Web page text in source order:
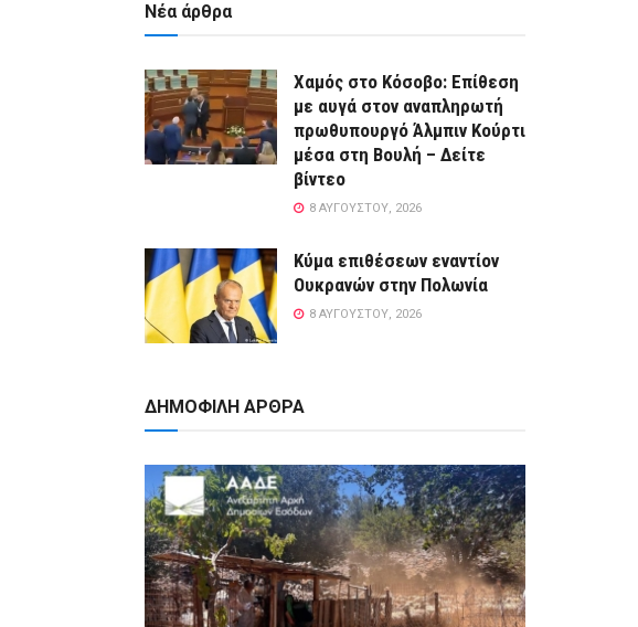
Νέα άρθρα
Χαμός στο Κόσοβο: Επίθεση
με αυγά στον αναπληρωτή
πρωθυπουργό Άλμπιν Κούρτι
μέσα στη Βουλή – Δείτε
βίντεο
8 ΑΥΓΟΎΣΤΟΥ, 2026
Κύμα επιθέσεων εναντίον
Ουκρανών στην Πολωνία
8 ΑΥΓΟΎΣΤΟΥ, 2026
ΔΗΜΟΦΙΛΗ ΑΡΘΡΑ